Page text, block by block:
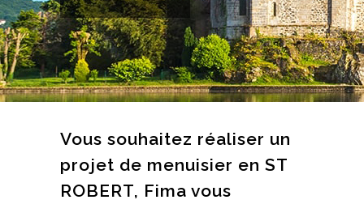
Vous souhaitez réaliser un
projet de menuisier en ST
ROBERT, Fima vous